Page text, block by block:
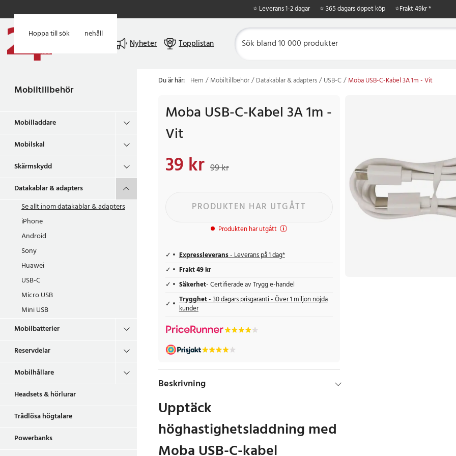
Hoppa till huvudinnehåll
Hoppa till sök
⭐ Leverans 1-2 dagar ⭐ 365 dagars öppet köp ⭐Frakt 49kr *
Nyheter Topplistan
Mobiltillbehör
Mobilladdare
Mobilskal
Skärmskydd
Datakablar & adapters
Se allt inomdatakablar & adapters
iPhone
Android
Sony
Huawei
USB-C
Micro USB
Mini USB
Mobilbatterier
Reservdelar
Mobilhållare
Headsets & hörlurar
Trådlösa högtalare
Powerbanks
Du är här: Hem Mobiltillbehör Datakablar & adapters USB-C Moba USB-C-Kabel 3A 1m - Vit
Moba USB-C-Kabel 3A 1m -
Vit
Nuvarande pris
39 kr 99 kr
PRODUKTEN HAR UTGÅTT
Produkten har utgått
Expressleverans- Leverans på 1 dag*
Frakt 49 kr
Säkerhet- Certifierade av Trygg e-handel
Trygghet- 30 dagars prisgaranti - Över 1 miljon nöjda
kunder
Beskrivning
Upptäck
höghastighetsladdning med
Moba USB-C-kabel